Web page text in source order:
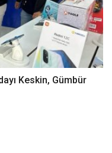
Keskin, Gümbür